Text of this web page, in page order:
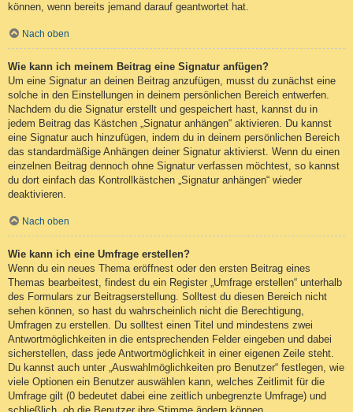
können, wenn bereits jemand darauf geantwortet hat.
Nach oben
Wie kann ich meinem Beitrag eine Signatur anfügen?
Um eine Signatur an deinen Beitrag anzufügen, musst du zunächst eine
solche in den Einstellungen in deinem persönlichen Bereich entwerfen.
Nachdem du die Signatur erstellt und gespeichert hast, kannst du in
jedem Beitrag das Kästchen „Signatur anhängen“ aktivieren. Du kannst
eine Signatur auch hinzufügen, indem du in deinem persönlichen Bereich
das standardmäßige Anhängen deiner Signatur aktivierst. Wenn du einen
einzelnen Beitrag dennoch ohne Signatur verfassen möchtest, so kannst
du dort einfach das Kontrollkästchen „Signatur anhängen“ wieder
deaktivieren.
Nach oben
Wie kann ich eine Umfrage erstellen?
Wenn du ein neues Thema eröffnest oder den ersten Beitrag eines
Themas bearbeitest, findest du ein Register „Umfrage erstellen“ unterhalb
des Formulars zur Beitragserstellung. Solltest du diesen Bereich nicht
sehen können, so hast du wahrscheinlich nicht die Berechtigung,
Umfragen zu erstellen. Du solltest einen Titel und mindestens zwei
Antwortmöglichkeiten in die entsprechenden Felder eingeben und dabei
sicherstellen, dass jede Antwortmöglichkeit in einer eigenen Zeile steht.
Du kannst auch unter „Auswahlmöglichkeiten pro Benutzer“ festlegen, wie
viele Optionen ein Benutzer auswählen kann, welches Zeitlimit für die
Umfrage gilt (0 bedeutet dabei eine zeitlich unbegrenzte Umfrage) und